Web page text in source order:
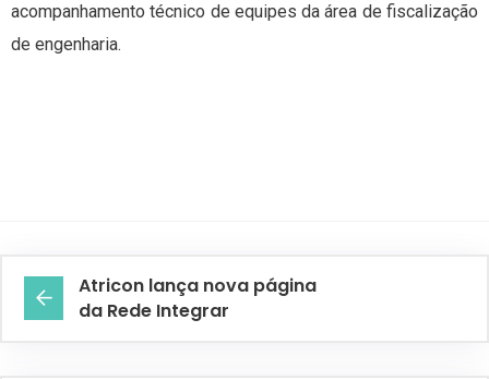
acompanhamento técnico de equipes da área de fiscalização
de engenharia.
Atricon lança nova página
da Rede Integrar